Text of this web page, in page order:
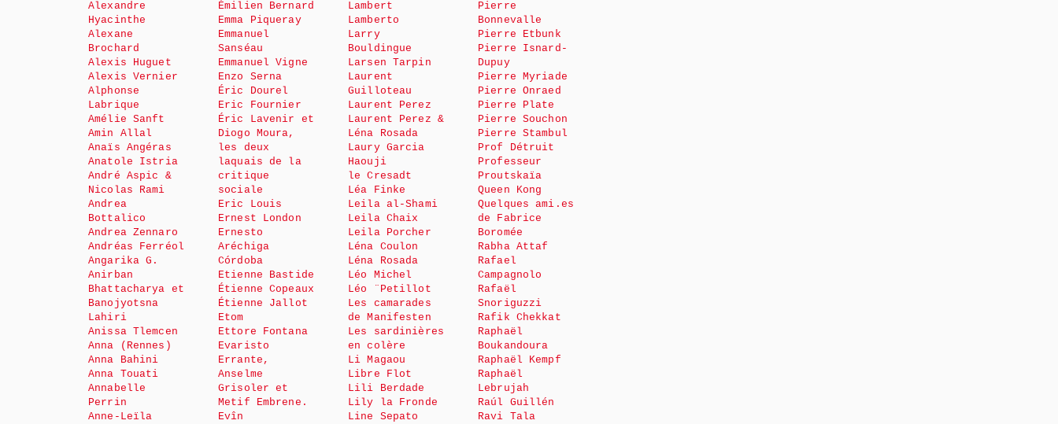
Alexandre
Hyacinthe
Alexane
Brochard
Alexis Huguet
Alexis Vernier
Alphonse
Labrique
Amélie Sanft
Amin Allal
Anaïs Angéras
Anatole Istria
André Aspic &
Nicolas Rami
Andrea
Bottalico
Andrea Zennaro
Andréas Ferréol
Angarika G.
Anirban
Bhattacharya et
Banojyotsna
Lahiri
Anissa Tlemcen
Anna (Rennes)
Anna Bahini
Anna Touati
Annabelle
Perrin
Anne-Leïla
Émilien Bernard
Emma Piqueray
Emmanuel
Sanséau
Emmanuel Vigne
Enzo Serna
Éric Dourel
Eric Fournier
Éric Lavenir et
Diogo Moura,
les deux
laquais de la
critique
sociale
Eric Louis
Ernest London
Ernesto
Aréchiga
Córdoba
Etienne Bastide
Étienne Copeaux
Étienne Jallot
Etom
Ettore Fontana
Evaristo
Errante,
Anselme
Grisoler et
Metif Embrene.
Evîn
Lambert
Lamberto
Larry
Bouldingue
Larsen Tarpin
Laurent
Guilloteau
Laurent Perez
Laurent Perez &
Léna Rosada
Laury Garcia
Haouji
le Cresadt
Léa Finke
Leila al-Shami
Leila Chaix
Leila Porcher
Léna Coulon
Léna Rosada
Léo Michel
Léo ¨Petillot
Les camarades
de Manifesten
Les sardinières
en colère
Li Magaou
Libre Flot
Lili Berdade
Lily la Fronde
Line Sepato
Pierre
Bonnevalle
Pierre Etbunk
Pierre Isnard-
Dupuy
Pierre Myriade
Pierre Onraed
Pierre Plate
Pierre Souchon
Pierre Stambul
Prof Détruit
Professeur
Proutskaïa
Queen Kong
Quelques ami.es
de Fabrice
Boromée
Rabha Attaf
Rafael
Campagnolo
Rafaël
Snoriguzzi
Rafik Chekkat
Raphaël
Boukandoura
Raphaël Kempf
Raphaël
Lebrujah
Raúl Guillén
Ravi Tala